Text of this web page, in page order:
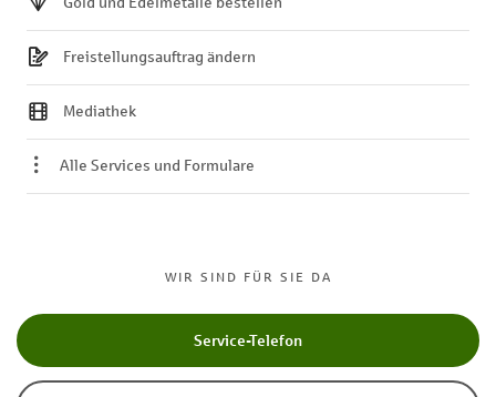
WIR SIND FÜR SIE DA
Service-Telefon
Freistellungsauftrag ändern
Mediathek
Alle Services und Formulare